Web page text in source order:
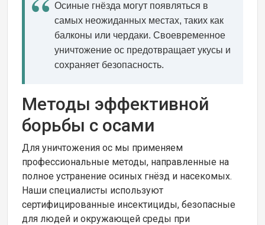
Осиные гнёзда могут появляться в
самых неожиданных местах, таких как
балконы или чердаки. Своевременное
уничтожение ос предотвращает укусы и
сохраняет безопасность.
Методы эффективной
борьбы с осами
Для уничтожения ос мы применяем
профессиональные методы, направленные на
полное устранение осиных гнёзд и насекомых.
Наши специалисты используют
сертифицированные инсектициды, безопасные
для людей и окружающей среды при